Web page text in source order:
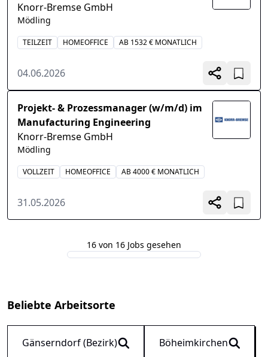
Knorr-Bremse GmbH
Mödling
TEILZEIT HOMEOFFICE AB 1532 € MONATLICH
04.06.2026
Projekt- & Prozessmanager (w/m/d) im
Manufacturing Engineering
Knorr-Bremse GmbH
Mödling
VOLLZEIT HOMEOFFICE AB 4000 € MONATLICH
31.05.2026
16 von 16 Jobs gesehen
Beliebte Arbeitsorte
Gänserndorf (Bezirk) Böheimkirchen